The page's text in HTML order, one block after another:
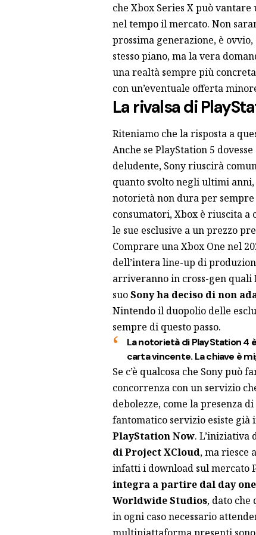
che Xbox Series X può
nel tempo il mercato. Non
prossima generazione, è
stesso piano, ma la vera
una realtà sempre più
con un’eventuale offerta
La rivalsa di
Riteniamo che la risposta a
Anche se PlayStation 5
deludente, Sony riuscirà
quanto svolto negli ultimi
notorietà non dura per
consumatori, Xbox è riuscita
le sue esclusive a un prezzo
Comprare una Xbox One nel
dell’intera line-up di
arriveranno in cross-gen quali
suoSony ha deciso di non
Nintendo il duopolio delle
sempre di questo passo.
La notorietà di PlayStation 4
carta vincente. La chiave è
Se c’è qualcosa che Sony
concorrenza con un servizio
debolezze, come la presenza
fantomatico servizio esiste
PlayStationNow. L’iniziativa
di Project XCloud, ma riesce
infatti i download sul mercato
integra a partire dal day
Worldwide Studios, dato che
in ogni caso necessario